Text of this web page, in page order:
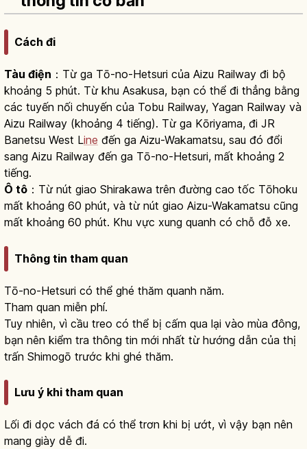
Cách đi
Tàu điện ：Từ ga Tō-no-Hetsuri của Aizu Railway đi bộ
khoảng 5 phút. Từ khu Asakusa, bạn có thể đi thẳng bằng
các tuyến nối chuyến của Tobu Railway, Yagan Railway và
Aizu Railway (khoảng 4 tiếng). Từ ga Kōriyama, đi JR
Banetsu West Line đến ga Aizu-Wakamatsu, sau đó đổi
sang Aizu Railway đến ga Tō-no-Hetsuri, mất khoảng 2
tiếng.
Ô tô ：Từ nút giao Shirakawa trên đường cao tốc Tōhoku
mất khoảng 60 phút, và từ nút giao Aizu-Wakamatsu cũng
mất khoảng 60 phút. Khu vực xung quanh có chỗ đỗ xe.
Thông tin tham quan
Tō-no-Hetsuri có thể ghé thăm quanh năm.
Tham quan miễn phí.
Tuy nhiên, vì cầu treo có thể bị cấm qua lại vào mùa đông,
bạn nên kiểm tra thông tin mới nhất từ hướng dẫn của thị
trấn Shimogō trước khi ghé thăm.
Lưu ý khi tham quan
Lối đi dọc vách đá có thể trơn khi bị ướt, vì vậy bạn nên
mang giày dễ đi.